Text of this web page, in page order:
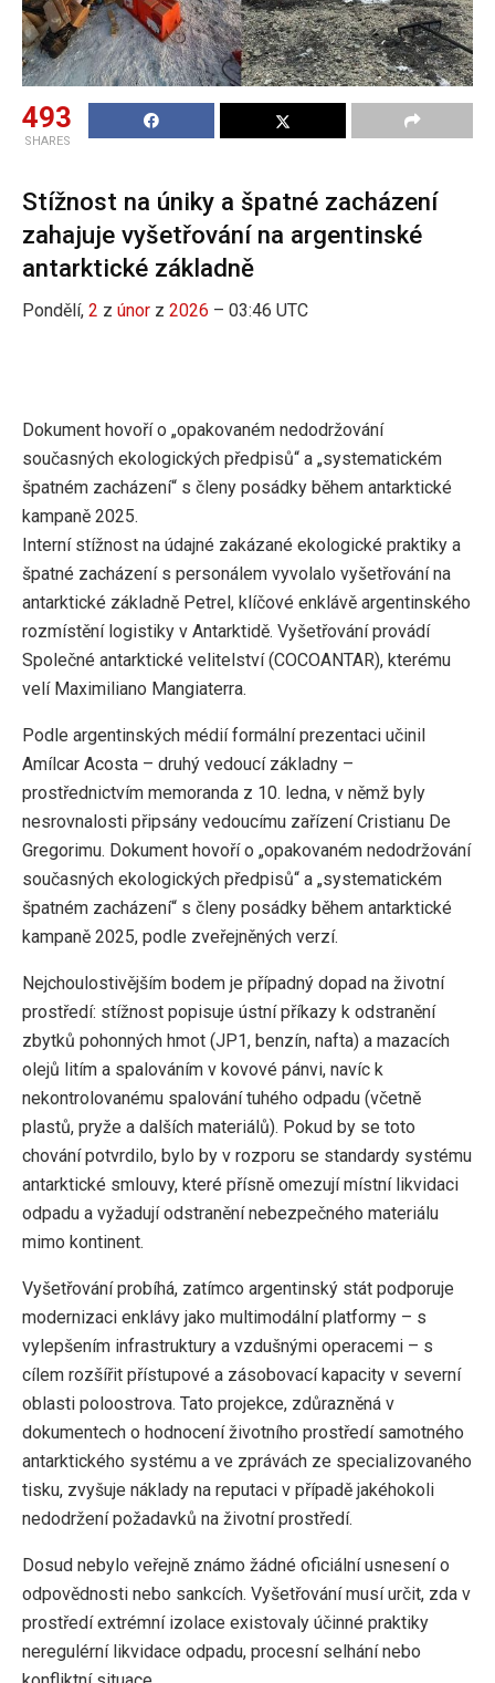
493
SHARES
Stížnost na úniky a špatné zacházení
zahajuje vyšetřování na argentinské
antarktické základně
Pondělí, 2 z únor z 2026 – 03:46 UTC
Dokument hovoří o „opakovaném nedodržování
současných ekologických předpisů“ a „systematickém
špatném zacházení“ s členy posádky během antarktické
kampaně 2025.
Interní stížnost na údajné zakázané ekologické praktiky a
špatné zacházení s personálem vyvolalo vyšetřování na
antarktické základně Petrel, klíčové enklávě argentinského
rozmístění logistiky v Antarktidě. Vyšetřování provádí
Společné antarktické velitelství (COCOANTAR), kterému
velí Maximiliano Mangiaterra.
Podle argentinských médií formální prezentaci učinil
Amílcar Acosta – druhý vedoucí základny –
prostřednictvím memoranda z 10. ledna, v němž byly
nesrovnalosti připsány vedoucímu zařízení Cristianu De
Gregorimu. Dokument hovoří o „opakovaném nedodržování
současných ekologických předpisů“ a „systematickém
špatném zacházení“ s členy posádky během antarktické
kampaně 2025, podle zveřejněných verzí.
Nejchoulostivějším bodem je případný dopad na životní
prostředí: stížnost popisuje ústní příkazy k odstranění
zbytků pohonných hmot (JP1, benzín, nafta) a mazacích
olejů litím a spalováním v kovové pánvi, navíc k
nekontrolovanému spalování tuhého odpadu (včetně
plastů, pryže a dalších materiálů). Pokud by se toto
chování potvrdilo, bylo by v rozporu se standardy systému
antarktické smlouvy, které přísně omezují místní likvidaci
odpadu a vyžadují odstranění nebezpečného materiálu
mimo kontinent.
Vyšetřování probíhá, zatímco argentinský stát podporuje
modernizaci enklávy jako multimodální platformy – s
vylepšením infrastruktury a vzdušnými operacemi – s
cílem rozšířit přístupové a zásobovací kapacity v severní
oblasti poloostrova. Tato projekce, zdůrazněná v
dokumentech o hodnocení životního prostředí samotného
antarktického systému a ve zprávách ze specializovaného
tisku, zvyšuje náklady na reputaci v případě jakéhokoli
nedodržení požadavků na životní prostředí.
Dosud nebylo veřejně známo žádné oficiální usnesení o
odpovědnosti nebo sankcích. Vyšetřování musí určit, zda v
prostředí extrémní izolace existovaly účinné praktiky
neregulérní likvidace odpadu, procesní selhání nebo